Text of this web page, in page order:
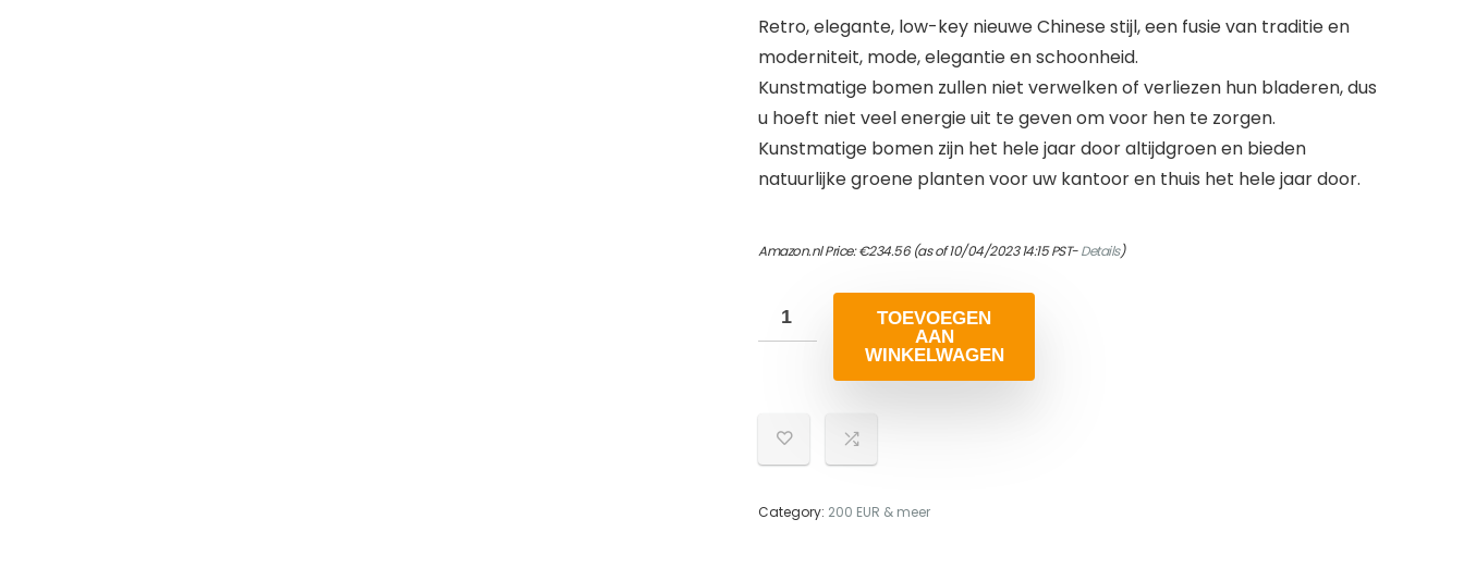
Retro, elegante, low-key nieuwe Chinese stijl, een fusie van traditie en
moderniteit, mode, elegantie en schoonheid.
Kunstmatige bomen zullen niet verwelken of verliezen hun bladeren, dus
u hoeft niet veel energie uit te geven om voor hen te zorgen.
Kunstmatige bomen zijn het hele jaar door altijdgroen en bieden
natuurlijke groene planten voor uw kantoor en thuis het hele jaar door.
Amazon.nl Price:€234.56(as of 10/04/2023 14:15 PST-Details)
TOEVOEGEN
AAN
WINKELWAGEN
Category: 200 EUR & meer